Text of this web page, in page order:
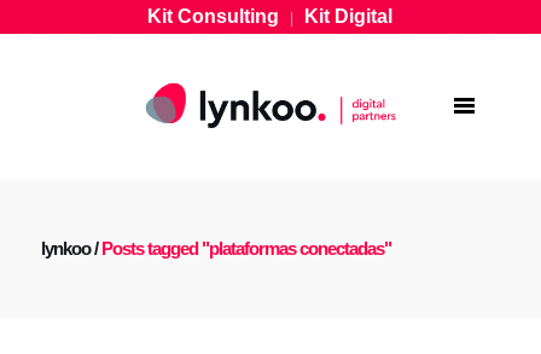
Kit Consulting|Kit Digital
lynkoo/Posts tagged "plataformas conectadas"